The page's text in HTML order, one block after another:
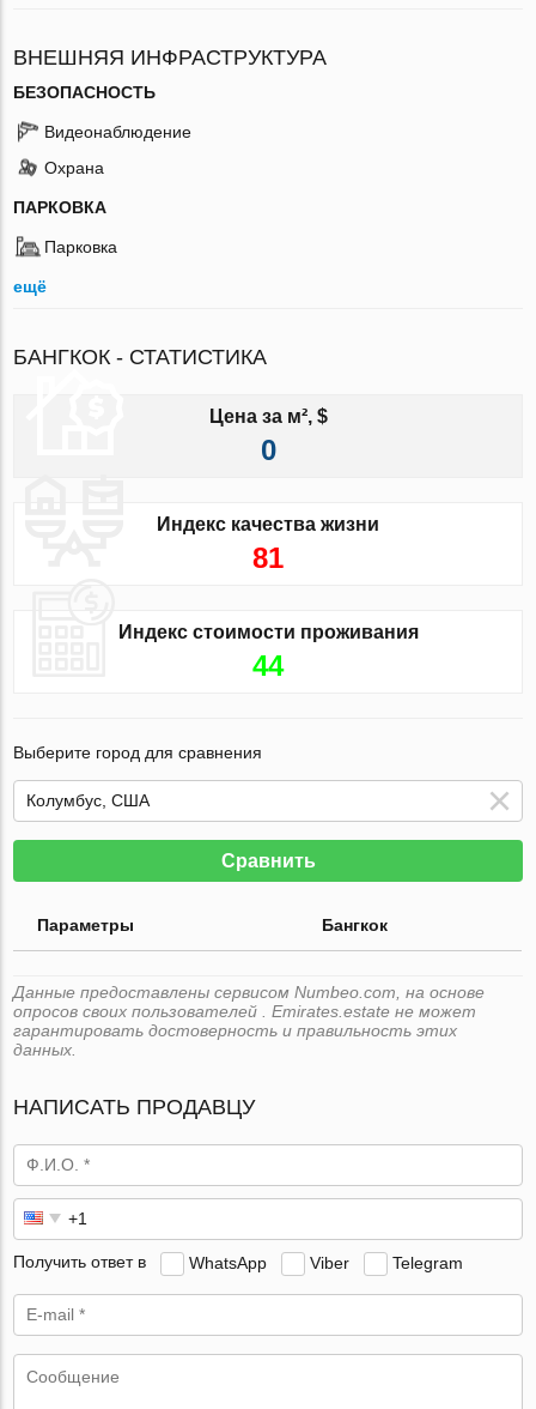
ВНЕШНЯЯ ИНФРАСТРУКТУРА
БЕЗОПАСНОСТЬ
Видеонаблюдение
Охрана
ПАРКОВКА
Парковка
ещё
БАНГКОК - СТАТИСТИКА
Цена за м², $
0
Индекс качества жизни
81
Индекс стоимости проживания
44
Выберите город для сравнения
Сравнить
Параметры Бангкок
Данные предоставлены сервисом Numbeo.com, на основе
опросов своих пользователей . Emirates.estate не может
гарантировать достоверность и правильность этих
данных.
НАПИСАТЬ ПРОДАВЦУ
Получить ответ в WhatsApp Viber Telegram